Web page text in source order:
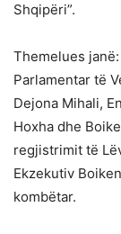
Shqipëri”.
Themelues
Parlamentar të
Dejona Mihali,
Hoxha dhe
regjistrimit të
Ekzekutiv
kombëtar.